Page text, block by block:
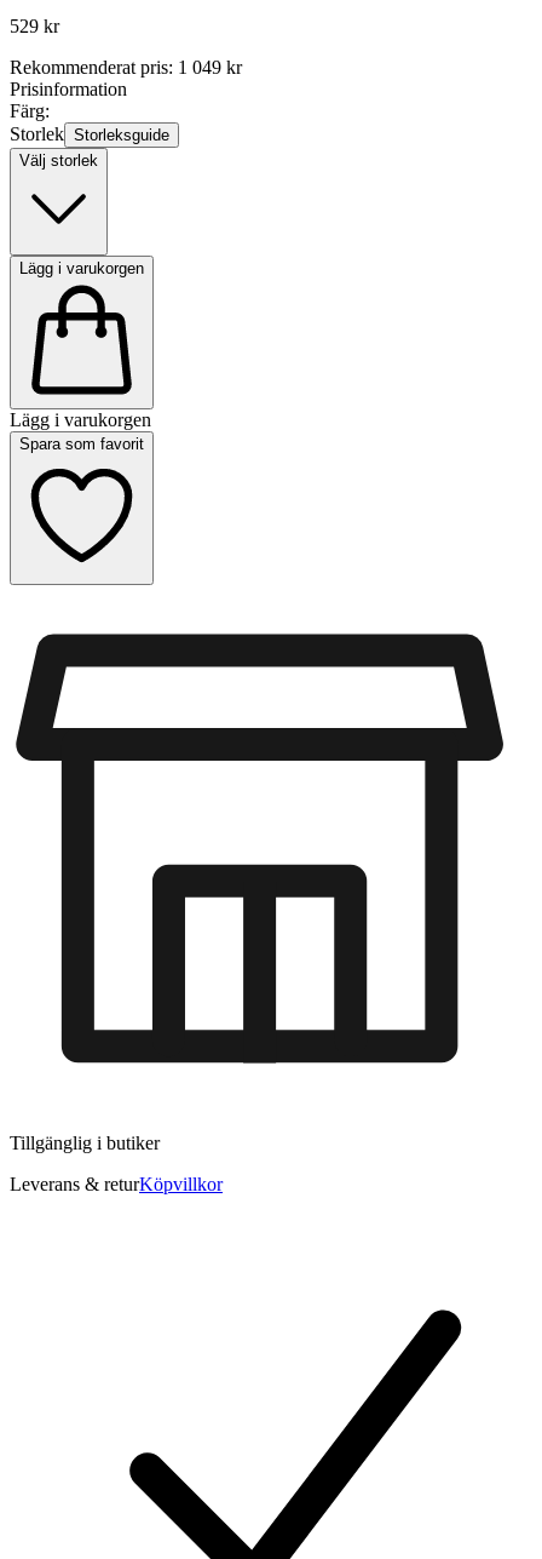
529 kr
Rekommenderat pris: 1 049 kr
Prisinformation
Färg:
Storlek Storleksguide
Välj storlek
Lägg i varukorgen
Lägg i varukorgen
Spara som favorit
Tillgänglig i butiker
Leverans & returKöpvillkor